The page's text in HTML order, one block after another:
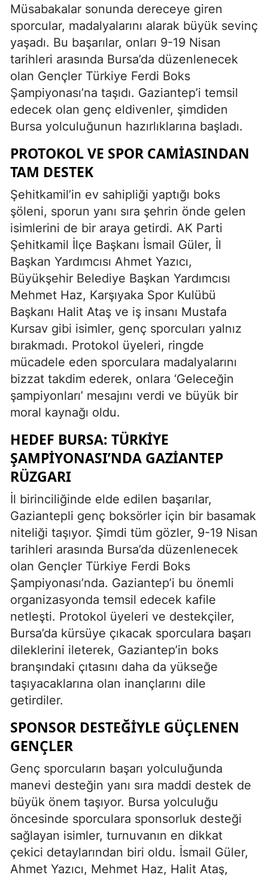
Müsabakalar sonunda dereceye giren
sporcular, madalyalarını alarak büyük sevinç
yaşadı. Bu başarılar, onları 9-19 Nisan
tarihleri arasında Bursa’da düzenlenecek
olan Gençler Türkiye Ferdi Boks
Şampiyonası’na taşıdı. Gaziantep’i temsil
edecek olan genç eldivenler, şimdiden
Bursa yolculuğunun hazırlıklarına başladı.
PROTOKOL VE SPOR CAMIASINDAN
TAM DESTEK
Şehitkamil’in ev sahipliği yaptığı boks
şöleni, sporun yanı sıra şehrin önde gelen
isimlerini de bir araya getirdi. AK Parti
Şehitkamil İlçe Başkanı İsmail Güler, İl
Başkan Yardımcısı Ahmet Yazıcı,
Büyükşehir Belediye Başkan Yardımcısı
Mehmet Haz, Karşıyaka Spor Kulübü
Başkanı Halit Ataş ve iş insanı Mustafa
Kursav gibi isimler, genç sporcuları yalnız
bırakmadı. Protokol üyeleri, ringde
mücadele eden sporculara madalyalarını
bizzat takdim ederek, onlara ‘Geleceğin
şampiyonları’ mesajını verdi ve büyük bir
moral kaynağı oldu.
HEDEF BURSA: TÜRKIYE
ŞAMPIYONASI’NDA GAZIANTEP
RÜZGARI
İl birinciliğinde elde edilen başarılar,
Gaziantepli genç boksörler için bir basamak
niteliği taşıyor. Şimdi tüm gözler, 9-19 Nisan
tarihleri arasında Bursa’da düzenlenecek
olan Gençler Türkiye Ferdi Boks
Şampiyonası’nda. Gaziantep’i bu önemli
organizasyonda temsil edecek kafile
netleşti. Protokol üyeleri ve destekçiler,
Bursa’da kürsüye çıkacak sporculara başarı
dileklerini ileterek, Gaziantep’in boks
branşındaki çıtasını daha da yükseğe
taşıyacaklarına olan inançlarını dile
getirdiler.
SPONSOR DESTEĞIYLE GÜÇLENEN
GENÇLER
Genç sporcuların başarı yolculuğunda
manevi desteğin yanı sıra maddi destek de
büyük önem taşıyor. Bursa yolculuğu
öncesinde sporculara sponsorluk desteği
sağlayan isimler, turnuvanın en dikkat
çekici detaylarından biri oldu. İsmail Güler,
Ahmet Yazıcı, Mehmet Haz, Halit Ataş,